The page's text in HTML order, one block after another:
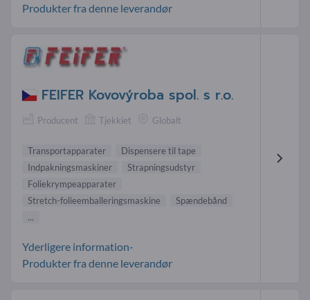
Produkter fra denne leverandør
FEIFER Kovovýroba spol. s r.o.
Producent Tjekkiet Globalt
Transportapparater
Dispensere til tape
Indpakningsmaskiner
Strapningsudstyr
Foliekrympeapparater
Stretch-folieemballeringsmaskine
Spændebånd
...
Yderligere information-
Produkter fra denne leverandør